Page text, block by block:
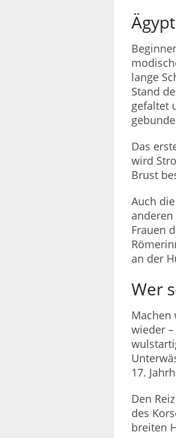
lange
Stand
gefaltet
Das
wird
Brust
Auch
Frauen
an der
Wer
Machen
wieder
17.
Den
des
breiten